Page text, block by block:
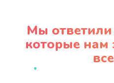
Мы
которые